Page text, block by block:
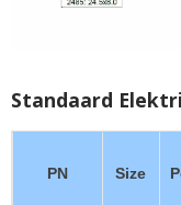
Standaard
PN Size